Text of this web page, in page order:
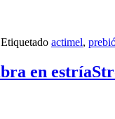
Etiquetado actimel,
en estría